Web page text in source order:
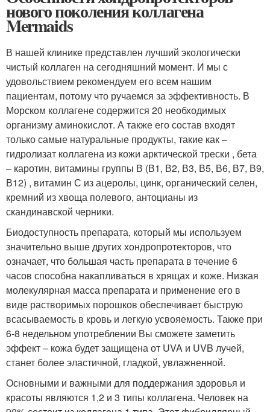
нового поколения коллагена
Mermaids
В нашей клинике представлен лучший экологически
чистый коллаген на сегодняшний момент. И мы с
удовольствием рекомендуем его всем нашим
пациентам, потому что ручаемся за эффективность. В
Морском коллагене содержится 20 необходимых
организму аминокислот. А также его состав входят
только самые натуральные продукты, такие как –
гидролизат коллагена из кожи арктической трески , бета
– каротин, витамины группы В (В1, В2, В3, В5, В6, В7, В9,
В12) , витамин С из ацеролы, цинк, органический селен,
кремний из хвоща полевого, антоцианы из
скандинавской черники.
Биодоступность препарата, который мы используем
значительно выше других хондропротекторов, что
означает, что большая часть препарата в течение 6
часов способна накапливаться в хрящах и коже. Низкая
молекулярная масса препарата и применение его в
виде растворимых порошков обеспечивает быструю
всасываемость в кровь и легкую усвояемость. Также при
6-8 недельном употреблении Вы сможете заметить
эффект – кожа будет защищена от UVA и UVB лучей,
станет более эластичной, гладкой, увлажненной.
Основными и важными для поддержания здоровья и
красоты являются 1,2 и 3 типы коллагена. Человек на